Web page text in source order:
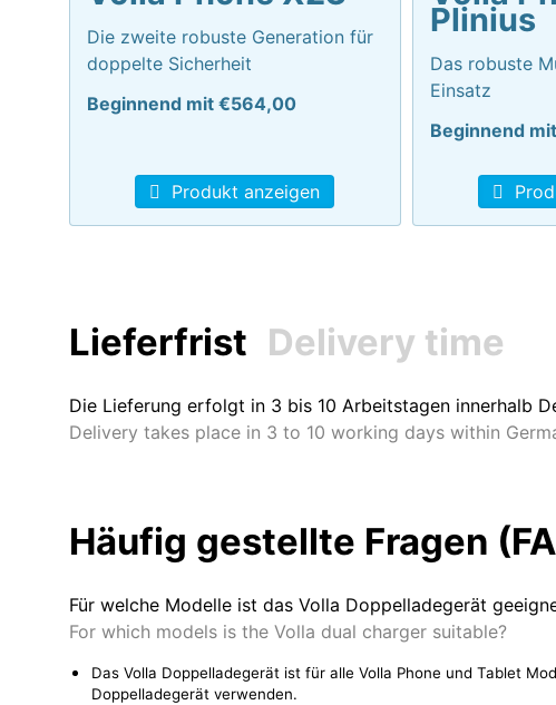
Die zweite robuste Generation für
doppelte Sicherheit
Beginnend mit €564,00
Produkt anzeigen
Plinius
Das robuste
Einsatz
Beginnend
Lieferfrist Delivery time
Die Lieferung erfolgt in 3 bis 10 Arbeitstagen innerhalb
Delivery takes place in 3 to 10 working days within
Häufig gestellte Fragen
Für welche Modelle ist das Volla Doppelladegerät
For which models is the Volla dual charger suitable?
Das Volla Doppelladegerät ist für alle Volla Phone und Tablet
Doppelladegerät verwenden.